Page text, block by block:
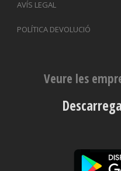
AVÍS LEGAL
POLÍTICA DEVOLUCIÓ
Veure les